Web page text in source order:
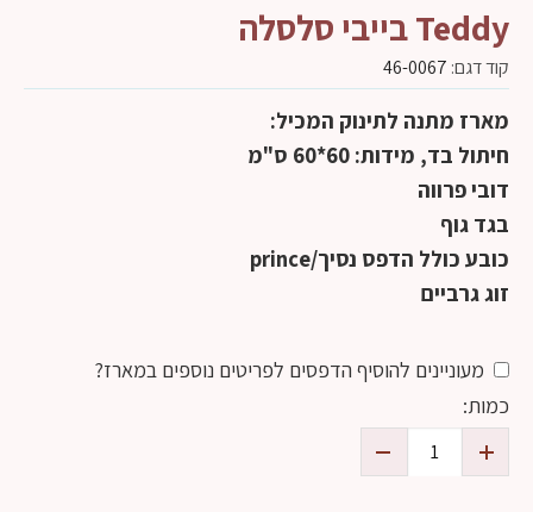
Teddy בייבי סלסלה
קוד דגם: 46-0067
מארז מתנה לתינוק המכיל:
חיתול בד, מידות: 60*60 ס"מ
דובי פרווה
בגד גוף
כובע כולל הדפס נסיך/prince
זוג גרביים
מעוניינים להוסיף הדפסים לפריטים נוספים במארז?
כמות: